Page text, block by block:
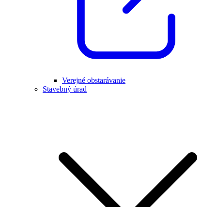
Verejné obstarávanie
Stavebný úrad